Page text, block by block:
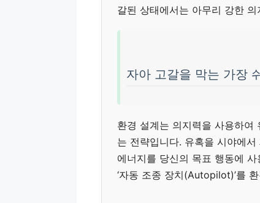
갈된 상태에서는 아무리 강한
자아 고갈을 막는 가장
환경 설계는 의지력을 사용하여
는 전략입니다. 유혹을 시야에
에너지를 당신의 목표 행동에
‘자동 조종 장치(Autopilot)’를